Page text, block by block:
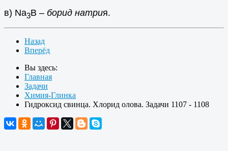
в) Na3B – борид натрия.
Назад
Вперёд
Вы здесь:
Главная
Задачи
Химия-Глинка
Гидроксид свинца. Хлорид олова. Задачи 1107 - 1108